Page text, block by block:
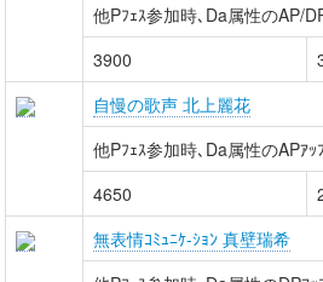
他Pﾌｪｽ参加時､Da属性のAP/
3900
自慢の歌声 北上麗花
他Pﾌｪｽ参加時､Da属性のAPｱｯ
4650
無表情ｺﾐｭﾆｹ-ｼｮﾝ 真壁瑞希